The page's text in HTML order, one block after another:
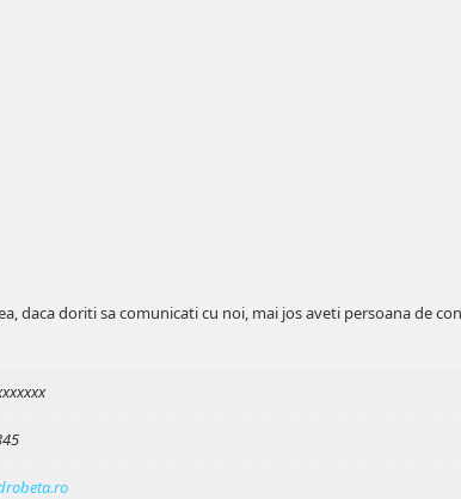
daca doriti sa comunicati cu noi, mai jos aveti persoana de